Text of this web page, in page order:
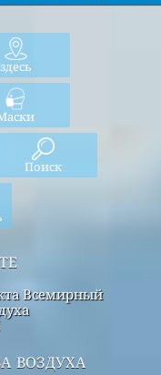
здесь
Поиск
Всемирный
воздуха